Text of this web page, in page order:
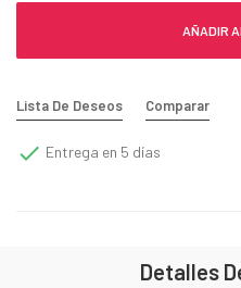
AÑADIR
Lista De Deseos Comparar
 Entrega en 5 días
Detalles